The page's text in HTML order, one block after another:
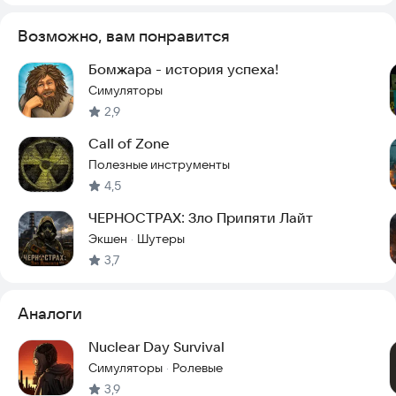
пережившего апокалипсис!
Возможно, вам понравится
Бомжара - история успеха!
Симуляторы
2,9
Call of Zone
Полезные инструменты
4,5
ЧЕРНОСТРАХ: Зло Припяти Лайт
Экшен · Шутеры
3,7
Аналоги
Nuclear Day Survival
Симуляторы · Ролевые
3,9